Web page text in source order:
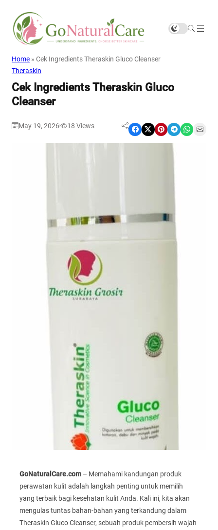
Home » Cek Ingredients Theraskin Gluco Cleanser
Theraskin
Cek Ingredients Theraskin Gluco
Cleanser
May 19, 2026 18 Views Share on Facebook Share on X Share on Pinterest Share on Telegram Share on WhatsApp Share on Email
GoNaturalCare.com – Memahami kandungan produk
perawatan kulit adalah langkah penting untuk memilih
yang terbaik bagi kesehatan kulit Anda. Kali ini, kita akan
mengulas tuntas bahan-bahan yang terkandung dalam
Theraskin Gluco Cleanser, sebuah produk pembersih wajah